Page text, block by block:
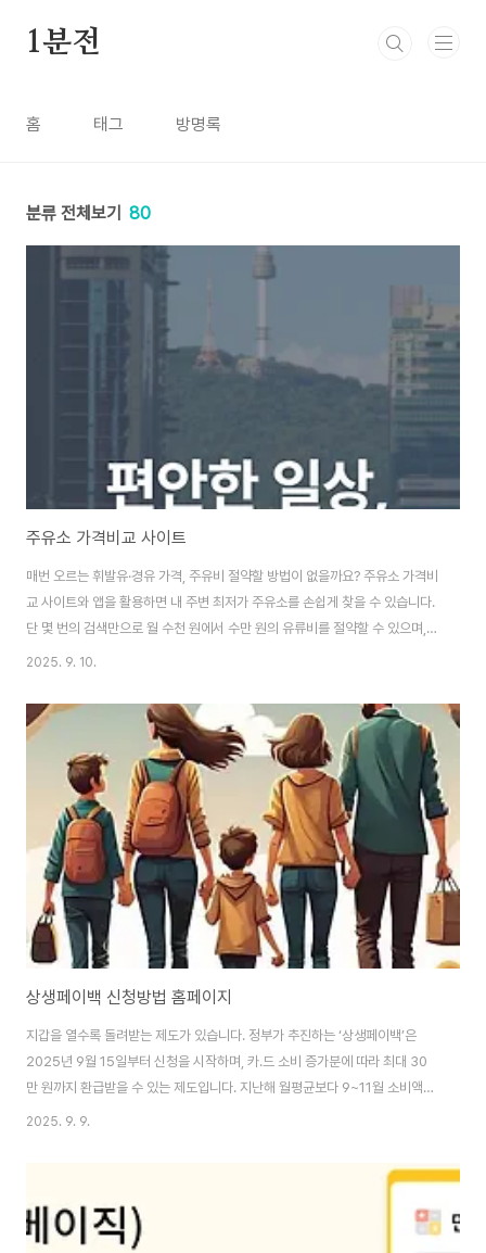
1분전
홈 태그 방명록
분류 전체보기 80
주유소 가격비교 사이트
매번 오르는 휘발유·경유 가격, 주유비 절약할 방법이 없을까요? 주유소 가격비
교 사이트와 앱을 활용하면 내 주변 최저가 주유소를 손쉽게 찾을 수 있습니다.
단 몇 번의 검색만으로 월 수천 원에서 수만 원의 유류비를 절약할 수 있으며,
경로 기반 주유소 검색까지 가능해 장거리 운전 시에도 유용합니다. 왜 주유소
은 지역 안에서도 주유소마다 가격 차이가 크게 벌어지며, 심지어 같은 도로를
따라가면서도 100원 이상 차이가 나는 경우도 있습니다. 하루하루의 차이는
적어 보여도 한 달, 1년 단위로 누적하면 상당한 절약이 가능합니다. 그렇기 때
문에 주유 전 가격 비교는 필수적인 생활 습관이 되어야 합니다. 대표 주유소 가
격비교 ..
2025. 9. 10.
상생페이백 신청방법 홈페이지
지갑을 열수록 돌려받는 제도가 있습니다. 정부가 추진하는 ‘상생페이백’은
2025년 9월 15일부터 신청을 시작하며, 카.드 소비 증가분에 따라 최대 30
만 원까지 환급받을 수 있는 제도입니다. 지난해 월평균보다 9~11월 소비액이
늘어나면 월 최대 10만 원씩, 총 3개월간 디지털 온누리상품권으로 지급됩니
터 신청 시작! 최근 고물가와 경기 침체로 소비 심리가 위축된 가운데, 정부가
내놓은 새로운 소비 촉진 정책이 화제입니다. 바로 ‘상생페이백’ 제도입니다. 9
월 15일부터 신청이 시작되는 이 제도는 일정 기간 동안 카.드 사용액을 늘리면
최대 30만 원까지 돌려받을 수 있는 환급형 소비 지원 정책입니다. 상생..
2025. 9. 9.